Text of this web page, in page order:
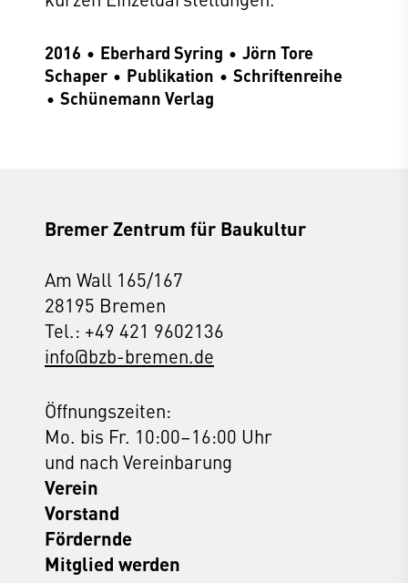
2016 Eberhard Syring
Jörn Tore
Schaper
Publikation
Schriftenreihe
Schünemann Verlag
Bremer Zentrum für Baukultur
Am Wall 165/167
28195 Bremen
Tel.: +49 421 9602136
info@bzb-bremen.de
Öffnungszeiten:
Mo. bis Fr. 10:00–16:00 Uhr
und nach Vereinbarung
Verein
Vorstand
Fördernde
Mitglied werden